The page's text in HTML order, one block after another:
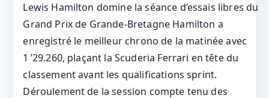
Lewis Hamilton domine la séance d’essais libres du
Grand Prix de Grande-Bretagne Hamilton a
enregistré le meilleur chrono de la matinée avec
1 ’29.260, plaçant la Scuderia Ferrari en tête du
classement avant les qualifications sprint.
Déroulement de la session compte tenu des